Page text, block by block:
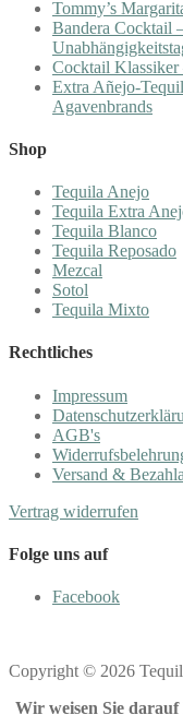
Tommy’s
Bandera Cocktail
Cocktail Klassiker
Extra Añejo-
Agavenbrands
Shop
Tequila Anejo
Tequila Extra
Tequila Blanco
Tequila Reposado
Mezcal
Sotol
Tequila Mixto
Rechtliches
Impressum
AGB's
Versand &
Vertrag widerrufen
Folge uns auf
Facebook
Copyright © 2026
Wir weisen Sie darauf